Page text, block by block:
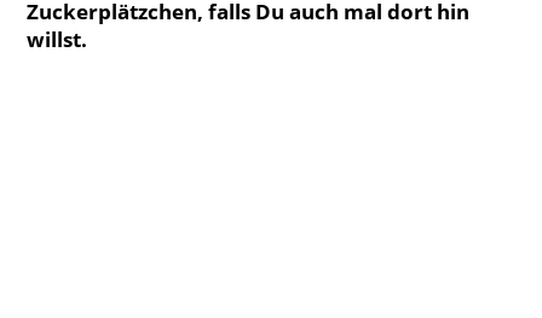
Zuckerplätzchen, falls Du auch mal dort hin
willst.